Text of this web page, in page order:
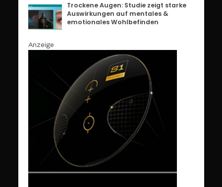
Trockene Augen: Studie zeigt starke
Auswirkungen auf mentales &
emotionales Wohlbefinden
Anzeige